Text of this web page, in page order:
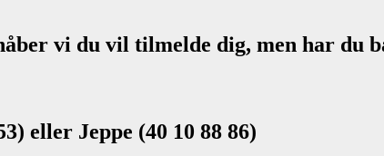
vi du vil tilmelde dig, men har du
eller Jeppe (40 10 88 86)